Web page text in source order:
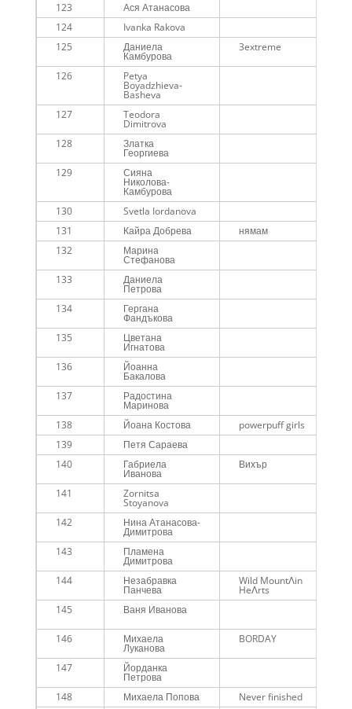
123
Ася Атанасова
124
Ivanka Rakova
125
Даниела
Камбурова
3extreme
126 Petya
Boyadzhieva-
Basheva
127 Teodora
Dimitrova
128 Златка
Георгиева
129
Сияна
Николова-
Камбурова
130 Svetla Iordanova
131
Кайра Добрева нямам
132
Марина
Стефанова
133
Даниела
Петрова
134
Гергана
Фандъкова
135
Цветана
Игнатова
136 Йоанна
Бакалова
137 Радостина
Маринова
138 Йоана Костова powerpuff girls
139
Петя Сараева
140
Габриела
Иванова
Вихър
141 Zornitsa
Stoyanova
142 Нина Атанасова-
Димитрова
143 Пламена
Димитрова
144
Незабравка
Панчева
Wild MountɅin
HeɅrts
145
Ваня Иванова
146
Михаела
Луканова
BORDAY
147 Йорданка
Петрова
148 Михаела Попова Never finished